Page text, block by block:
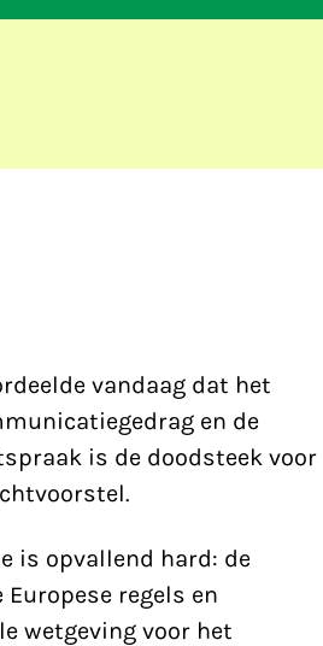
vandaag dat het
en de
is de doodsteek voor
is opvallend hard: de
regels en
wetgeving voor het